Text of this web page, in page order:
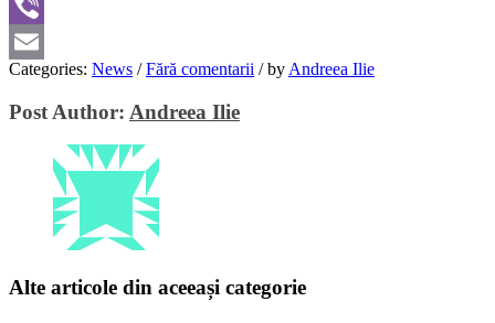
WhatsApp
Viber
Email
Categories: News / Fără comentarii /by Andreea Ilie
Post Author: Andreea Ilie
Alte articole din aceeași categorie